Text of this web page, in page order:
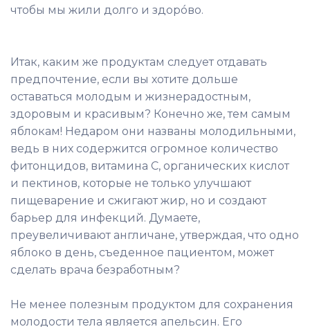
чтобы мы жили долго и здорóво.
Итак, каким же продуктам следует отдавать
предпочтение, если вы хотите дольше
оставаться молодым и жизнерадостным,
здоровым и красивым? Конечно же, тем самым
яблокам! Недаром они названы молодильными,
ведь в них содержится огромное количество
фитонцидов, витамина С, органических кислот
и пектинов, которые не только улучшают
пищеварение и сжигают жир, но и создают
барьер для инфекций. Думаете,
преувеличивают англичане, утверждая, что одно
яблоко в день, съеденное пациентом, может
сделать врача безработным?
Не менее полезным продуктом для сохранения
молодости тела является апельсин. Его